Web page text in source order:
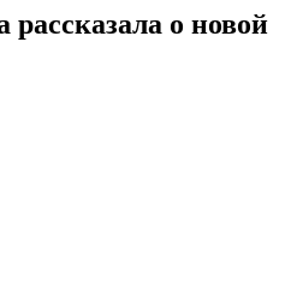
рассказала о новой